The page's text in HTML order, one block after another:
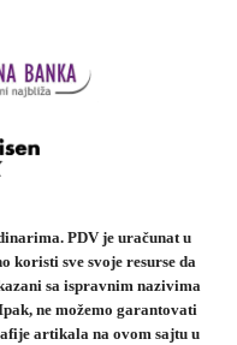
PDV je uračunat u
koristi sve svoje resurse da
sa ispravnim nazivima
ne možemo garantovati
artikala na ovom sajtu u